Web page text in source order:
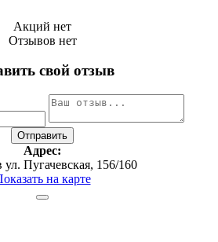
Акций нет
Отзывов нет
свой отзыв
Адрес:
ул. Пугачевская, 156/160
на карте